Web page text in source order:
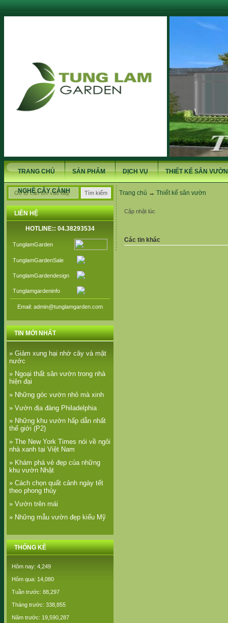
TRANG CHỦ SẢN PHẨM DỊCH VỤ THIẾT KẾ SÂN VƯỜN
NGHỀ CÂY CẢNH
LIÊN HỆ
HOTLINE:: 04.38293534
TunglamGarden
TunglamGardenSale
TunglamGardendesign
Tunglamgardeninfo
Email: admin@tunglamgarden.com
TIN MỚI NHẤT
» Giảm xung hại nhờ cây và mặt
nước
» Ngoại thất sân vườn trong nhà
hiện đại
» Những góc vườn nhỏ mà xinh
» Vườn địa đàng Philadelphia
» Những khu vườn hấp dẫn nhất
thế giới (P2)
» The New York Times nói về ngôi
nhà xanh tại Việt Nam
» Khám phá vẻ đẹp của những
khu vườn Nhật
» Cách chọn quất cảnh ngày tết
theo phong thủy
» Vườn trên mái
» Những mẫu vườn đẹp kiểu Mỹ
THỐNG KÊ
Hôm nay: 4,249
Hôm qua: 14,080
Tuần trước: 88,297
Tháng trước: 338,855
Năm trước: 19,590,287
Trang chủ → Thiết kế sân vườn
Cập nhật lúc
Các tin khác